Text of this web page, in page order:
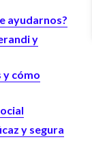
ayudarnos?
y
y cómo
y segura